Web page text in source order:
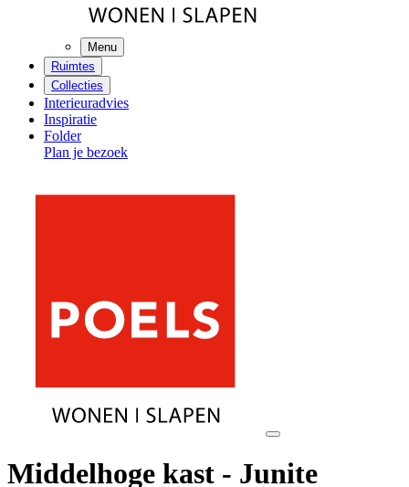
Menu
Ruimtes
Collecties
Interieuradvies
Inspiratie
Folder
Plan je bezoek
Middelhoge kast - Junite